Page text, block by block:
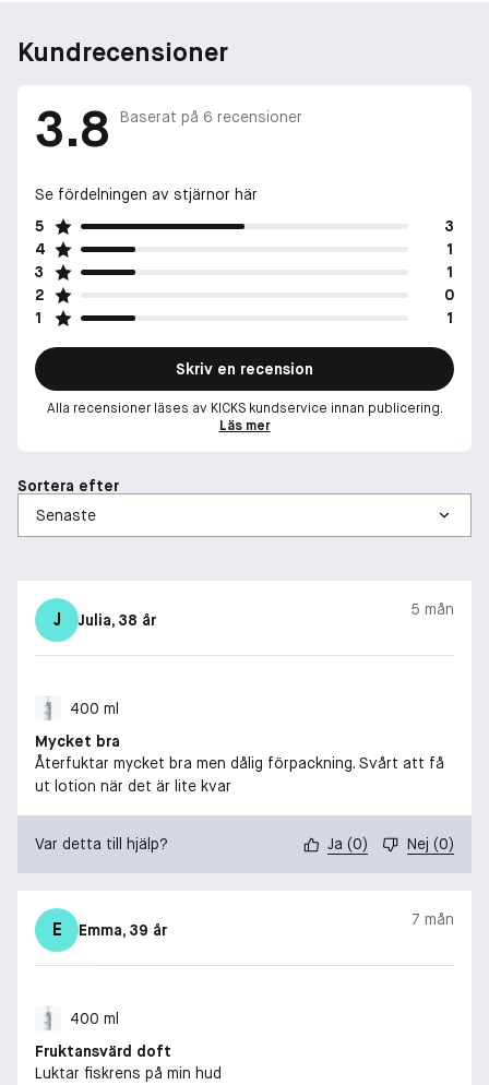
Kundrecensioner
3.8 Baserat på 6 recensioner
Se fördelningen av stjärnor här
5
3
4
1
3
1
2
0
1
1
Skriv en recension
Alla recensioner läses av KICKS kundservice innan publicering.
Läs mer
Sortera efter
J Julia, 38 år
5 mån
400 ml
Mycket bra
Återfuktar mycket bra men dålig förpackning. Svårt att få
ut lotion när det är lite kvar
Var detta till hjälp? Ja (0) Nej (0)
E Emma, 39 år
7 mån
400 ml
Fruktansvärd doft
Luktar fiskrens på min hud